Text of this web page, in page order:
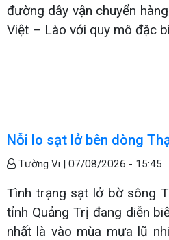
đường dây vận chuyển
Việt – Lào với quy mô đặc
Nỗi lo sạt lở bên dòng
Tường Vi | 07/08/2026 - 15:45
Tình trạng sạt lở bờ sông
tỉnh Quảng Trị đang diễn
nhất là vào mùa mưa lũ